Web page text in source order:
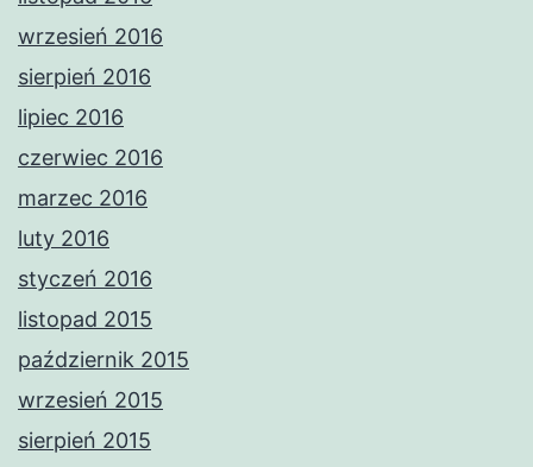
wrzesień 2016
sierpień 2016
lipiec 2016
czerwiec 2016
marzec 2016
luty 2016
styczeń 2016
listopad 2015
październik 2015
wrzesień 2015
sierpień 2015